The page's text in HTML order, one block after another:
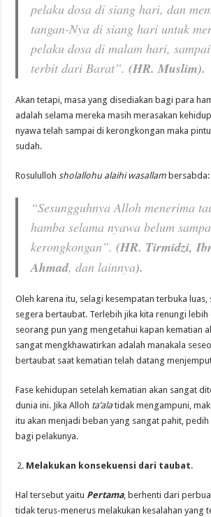
pelaku dosa di siang hari, dan
tangan-Nya di siang hari untuk
pelaku dosa di malam hari,
terbit dari Barat”. (HR. Muslim).
Akan tetapi, masa yang disediakan bagi para
adalah selama mereka masih merasakan
nyawa telah sampai di kerongkongan maka
sudah.
Rosulullohsholallohu alaihi wasallam bersabda:
“Sesungguhnya Alloh menerima
hamba selama nyawa belum
kerongkongan”. (HR. Tirmidzi,
Ahmad, dan lainnya).
Oleh karena itu, selagi kesempatan terbuka
segera bertaubat. Terlebih jika kita renungi
seorang pun yang mengetahui kapan kematian
sangat mengkhawatirkan adalah manakala
bertaubat saat kematian telah datang
Fase kehidupan setelah kematian akan sangat
dunia ini. Jika Alloh ta’alatidak mengampuni,
itu akan menjadi beban yang sangat pahit, pedih
bagi pelakunya.
Melakukan konsekuensi dari taubat.
Hal tersebut yaitu Pertama, berhenti dari
tidak terus-menerus melakukan kesalahan yang